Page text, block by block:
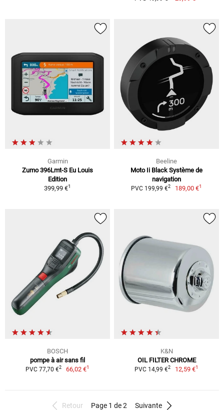
Garmin
Zumo 396Lmt-S Eu Louis
Edition
399,99 €1
Beeline
Moto Ii Black Système de
navigation
PVC 199,99 €2 189,00 €1
BOSCH
pompe à air sans fil
PVC 77,70 €2 66,02 €1
K&N
OIL FILTER CHROME
PVC 14,99 €2 12,59 €1
Retour Page 1 de 2 Suivante